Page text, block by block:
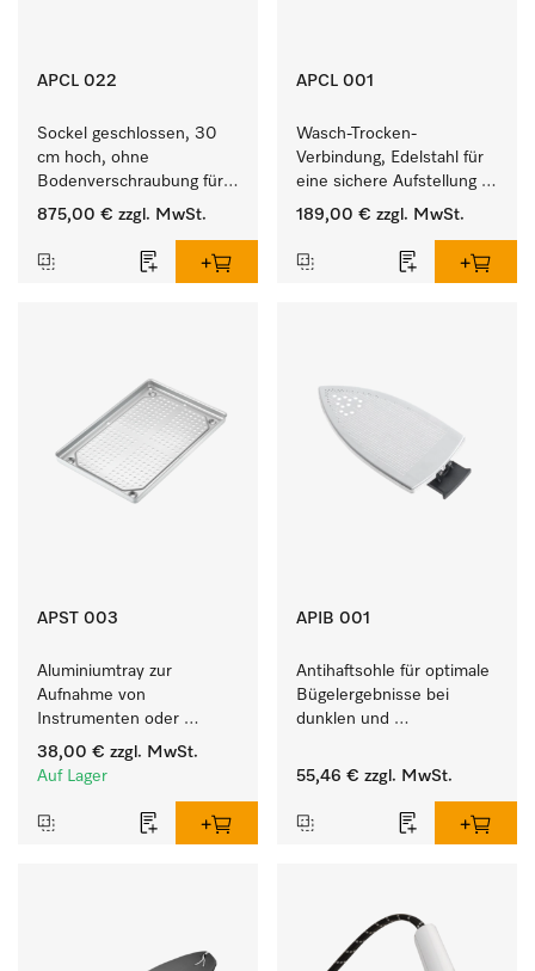
APCL 022
Sockel geschlossen, 30
cm hoch, ohne
Bodenverschraubung für
ein ergonomisches Be-
Waschmaschine und
875,00 € zzgl. MwSt.
APCL 001
Wasch-Trocken-
Verbindung, Edelstahl für
eine sichere Aufstellung
zu einer Wasch-Trocken-
189,00 € zzgl. MwSt.
APST 003
Aluminiumtray zur
Aufnahme von
Instrumenten oder
porösen Gütern, klein.
38,00 € zzgl. MwSt.
Auf Lager
APIB 001
Antihaftsohle für optimale
Bügelergebnisse bei
dunklen und
55,46 € zzgl. MwSt.